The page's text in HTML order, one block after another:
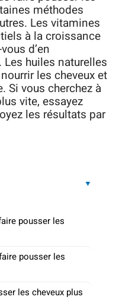
méthodes
Les vitamines
à la croissance
d’en
huiles naturelles
les cheveux et
Si vous cherchez à
vite, essayez
les résultats par
pousser les
pousser les
les cheveux plus